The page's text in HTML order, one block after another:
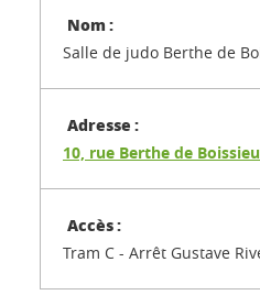
Salle de judo Berthe de
10, rue Berthe de
Tram C - Arrêt Gustave